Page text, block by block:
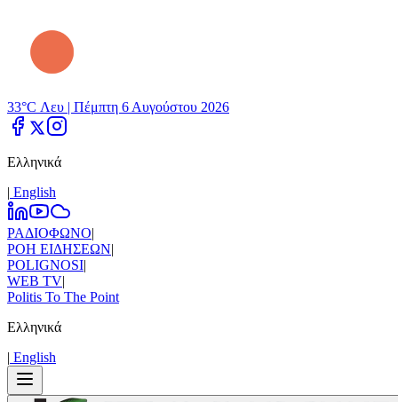
33°C Λευ | Πέμπτη 6 Αυγούστου 2026
Ελληνικά
| Εnglish
ΡΑΔΙΟΦΩΝΟ|
ΡΟΗ ΕΙΔΗΣΕΩΝ|
POLIGNOSI|
WEB TV|
Politis To The Point
Ελληνικά
| Εnglish